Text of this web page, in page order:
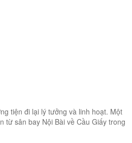
tiện đi lại lý tưởng và linh hoạt. Một
từ sân bay Nội Bài về Cầu Giấy trong